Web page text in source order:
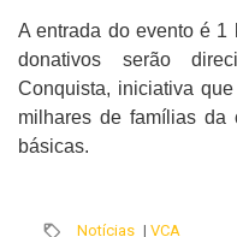
A entrada do evento é 1
donativos serão
Conquista, iniciativa
milhares de famílias da
básicas.
Notícias | VCA